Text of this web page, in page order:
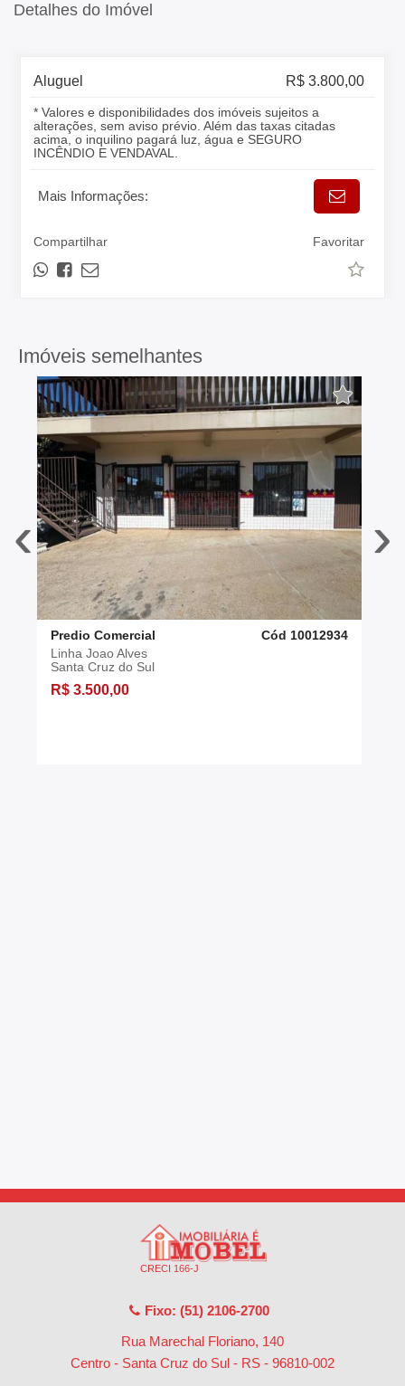
Detalhes do Imóvel
Aluguel R$ 3.800,00
* Valores e disponibilidades dos imóveis sujeitos a
alterações, sem aviso prévio. Além das taxas citadas
acima, o inquilino pagará luz, água e SEGURO
INCÊNDIO E VENDAVAL.
Mais Informações:
Compartilhar Favoritar
Imóveis semelhantes
‹
Predio Comercial
Cód 10012934
Linha Joao Alves
Santa Cruz do Sul
R$ 3.500,00
›
CRECI 166-J
Fixo: (51) 2106-2700
Rua Marechal Floriano, 140
Centro - Santa Cruz do Sul - RS - 96810-002